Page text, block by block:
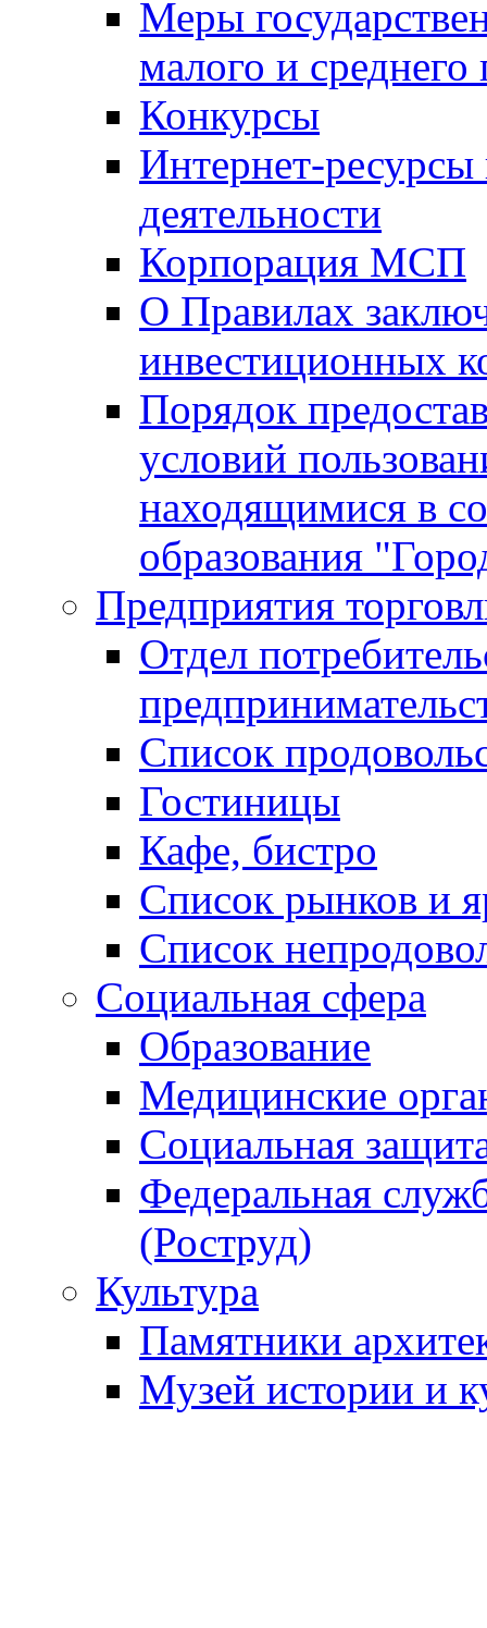
Меры
малого и среднего
Конкурсы
Интернет-
деятельности
Корпорация МСП
О Правилах
инвестиционных
Порядок
условий
находящимися в
образования
Предприятия
Отдел
Список
Гостиницы
Кафе, бистро
Cписок рынков и
Список
Социальная сфера
Образование
Медицинские
Социальная
Федеральная
(Роструд)
Культура
Памятники
Музей истории и